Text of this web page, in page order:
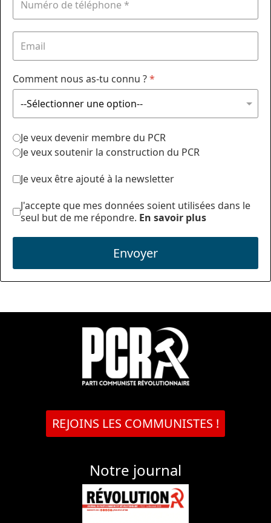
Comment nous as-tu connu ?*
Je veux devenir membre du PCR
Je veux soutenir la construction du PCR
Je veux être ajouté à la newsletter
J'accepte que mes données soient utilisées dans le
seul but de me répondre. En savoir plus
Envoyer
REJOINS LES COMMUNISTES !
Notre journal